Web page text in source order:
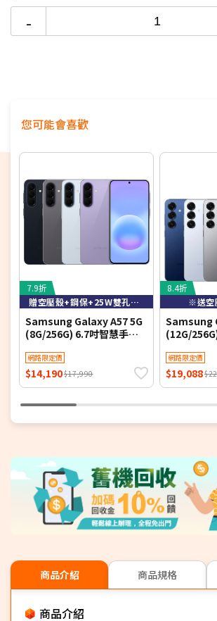
-
您可能會喜歡
7.9折
贈空壓殼+鋼保+25W雙孔快充頭+掛繩+韓版包+支架+噴劑
Samsung Galaxy A57 5G
(8G/256G) 6.7吋智慧手機-
孔快充頭+掛繩+韓版包+指
環支架+噴劑
網路限定價
$14,190$17,990
8.4折
※送空
Samsung
(12G/
網路限定價
$19,088
商品介紹 商品規格
商品介紹